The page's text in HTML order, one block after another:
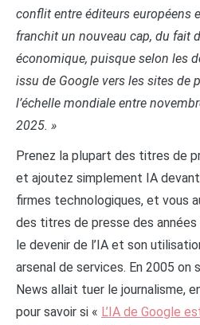
conflit entre éditeurs européens
franchit un nouveau cap, du fait
économique, puisque selon les
issu de Google vers les sites de
l’échelle mondiale entre
2025. »
Prenez la plupart des titres de
et ajoutez simplement IA
firmes technologiques, et vous
des titres de presse des années
le devenir de l’IA et son
arsenal de services. En 2005 on
News allait tuer le journalisme,
pour savoir si « L’IA de Google